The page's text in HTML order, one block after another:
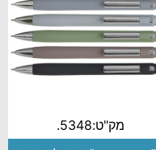
מק"ט:5348.